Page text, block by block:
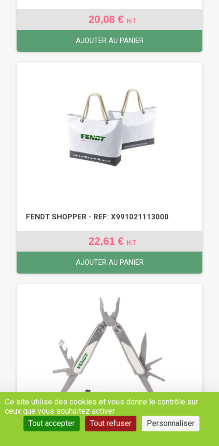
20,08 € H.T
AJOUTER AU PANIER
FENDT SHOPPER - REF: X991021113000
22,61 € H.T
AJOUTER AU PANIER
Ce site utilise des cookies et vous donne le contrôle sur
ceux que vous souhaitez activer
Tout accepter
Tout refuser Personnaliser